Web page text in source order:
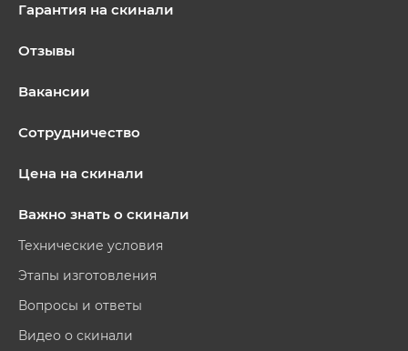
Гарантия на скинали
Отзывы
Вакансии
Сотрудничество
Цена на скинали
Важно знать о скинали
Технические условия
Этапы изготовления
Вопросы и ответы
Видео о скинали